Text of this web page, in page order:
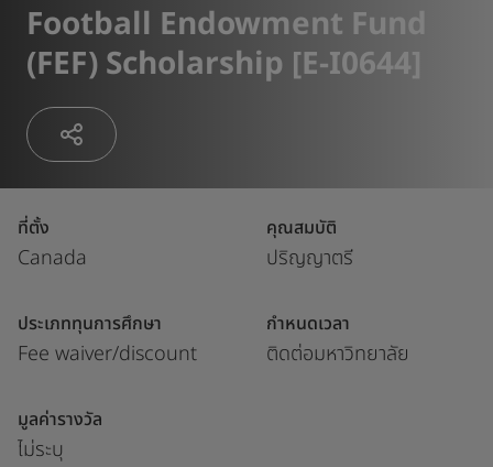
Football Endowment Fund
(FEF) Scholarship [E-I0644]
ที่ตั้ง
Canada
คุณสมบัติ
ปริญญาตรี
ประเภททุนการศึกษา
Fee waiver/discount
กำหนดเวลา
ติดต่อมหาวิทยาลัย
มูลค่ารางวัล
ไม่ระบุ